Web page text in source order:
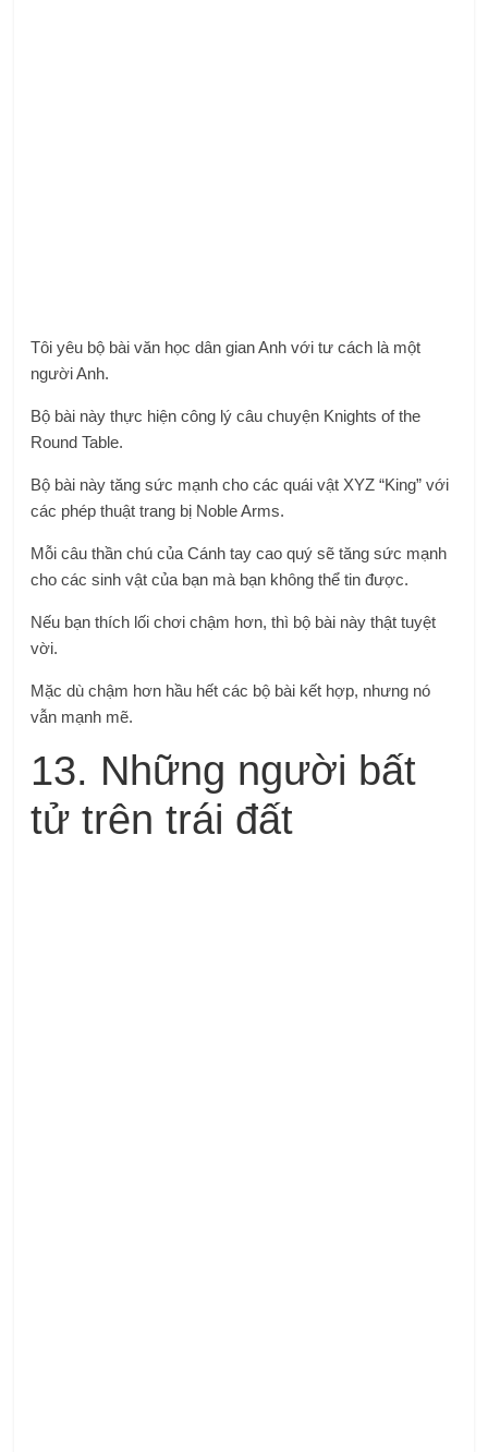
Tôi yêu bộ bài văn học dân gian Anh với tư cách là một
người Anh.
Bộ bài này thực hiện công lý câu chuyện Knights of the
Round Table.
Bộ bài này tăng sức mạnh cho các quái vật XYZ “King” với
các phép thuật trang bị Noble Arms.
Mỗi câu thần chú của Cánh tay cao quý sẽ tăng sức mạnh
cho các sinh vật của bạn mà bạn không thể tin được.
Nếu bạn thích lối chơi chậm hơn, thì bộ bài này thật tuyệt
vời.
Mặc dù chậm hơn hầu hết các bộ bài kết hợp, nhưng nó
vẫn mạnh mẽ.
13. Những người bất
tử trên trái đất